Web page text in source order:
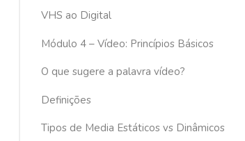
VHS ao Digital
Módulo 4 – Vídeo: Princípios Básicos
O que sugere a palavra vídeo?
Definições
Tipos de Media Estáticos vs Dinâmicos